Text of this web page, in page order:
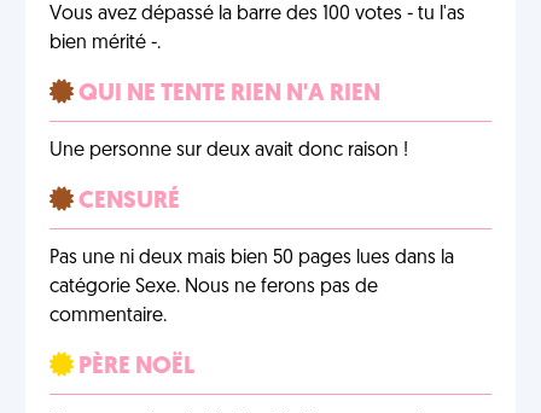
Vous avez dépassé la barre des 100 votes - tu l'as
bien mérité -.
QUI NE TENTE RIEN N'A RIEN
Une personne sur deux avait donc raison !
CENSURÉ
Pas une ni deux mais bien 50 pages lues dans la
catégorie Sexe. Nous ne ferons pas de
commentaire.
PÈRE NOËL